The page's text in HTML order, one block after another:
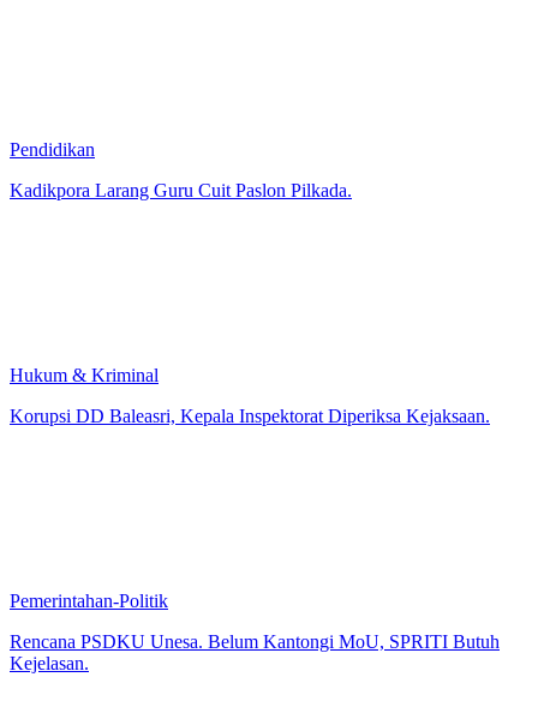
Pendidikan
Kadikpora Larang Guru Cuit Paslon Pilkada.
Hukum & Kriminal
Korupsi DD Baleasri, Kepala Inspektorat Diperiksa Kejaksaan.
Pemerintahan-Politik
Rencana PSDKU Unesa. Belum Kantongi MoU, SPRITI Butuh
Kejelasan.